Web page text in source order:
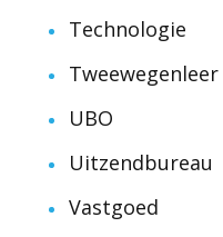
Technologie
Tweewegenleer
UBO
Uitzendbureau
Vastgoed